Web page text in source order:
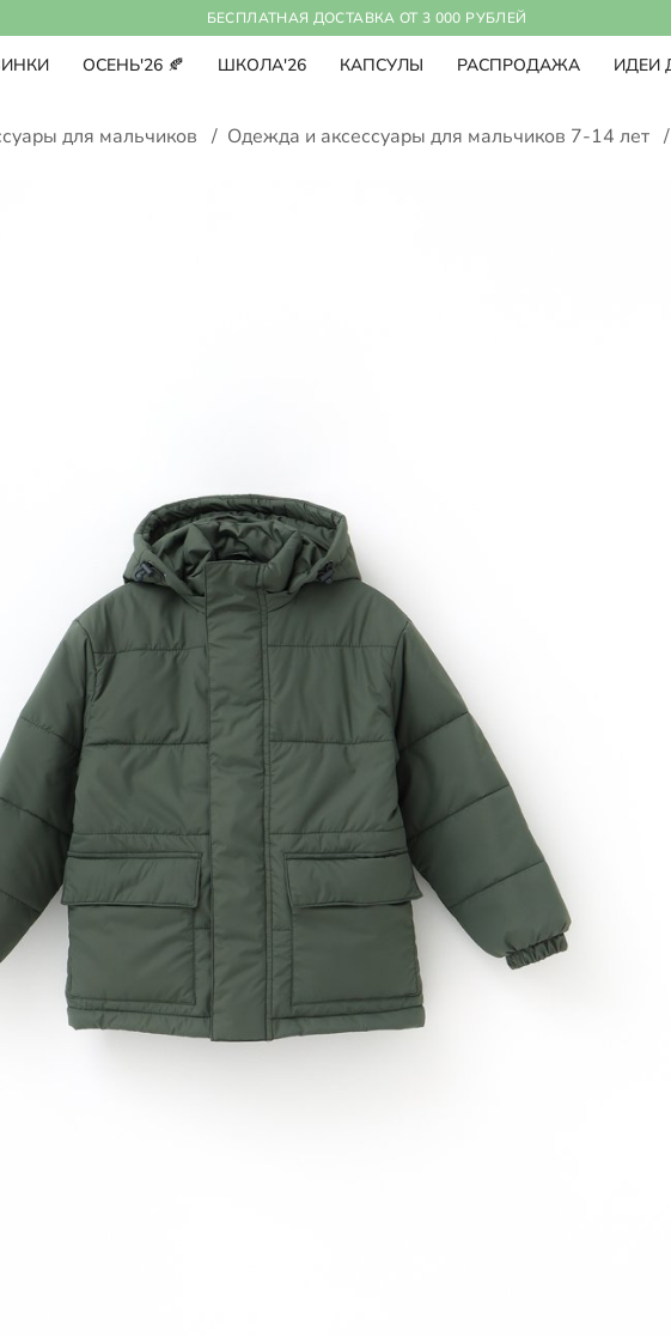
БЕСПЛАТНАЯ ДОСТАВКА ОТ 3 000 РУБЛЕЙ
ОСЕНЬ'26 🍂 ШКОЛА'26 КАПСУЛЫ РАСПРОДАЖА ИДЕИ
для мальчиков / Одежда и аксессуары для мальчиков 7-14 лет /